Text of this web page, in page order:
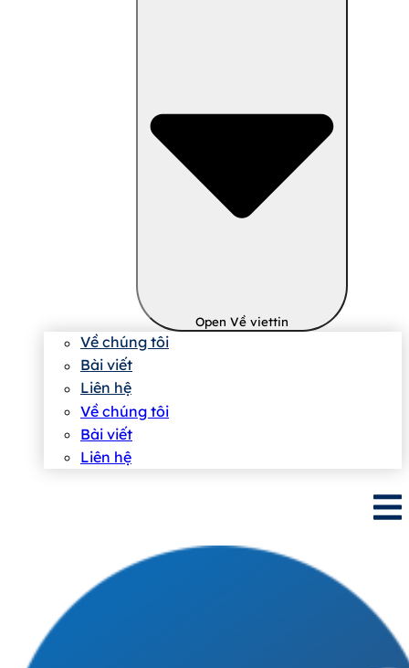
Open Về viettin
Về chúng tôi
Bài viết
Liên hệ
Về chúng tôi
Bài viết
Liên hệ